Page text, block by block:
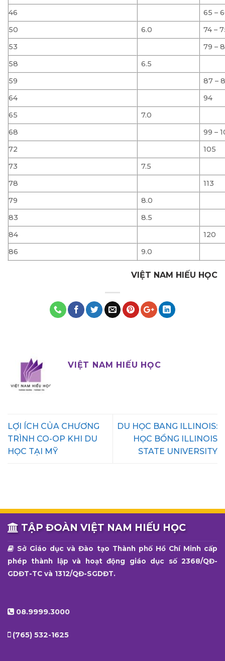
46
65 –
50
6.0
74 –
53
79 –
58
6.5
59
87 –
64
94
65
7.0
68
99 –
72
105
73
7.5
78
113
79
8.0
83
8.5
84
120
86
9.0
VIỆT NAM HIẾU HỌC
VIỆT NAM HIẾU HỌC
LỢI ÍCH CỦA CHƯƠNG
TRÌNH CO-OP KHI DU
HỌC TẠI MỸ
DU HỌC BANG ILLINOIS:
HỌC BỔNG ILLINOIS
STATE UNIVERSITY
TẬP ĐOÀN VIỆT NAM HIẾU HỌC
Sở Giáo dục và Đào tạo Thành phố Hồ Chí Minh cấp
phép thành lập và hoạt động giáo dục số 2368/QĐ-
GDĐT-TC và 1312/QĐ-SGDĐT.
08.9999.3000
(765) 532-1625